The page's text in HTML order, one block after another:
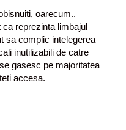
oarecum..
reprezinta limbajul
sa complic intelegerea
inutilizabili de catre
gasesc pe majoritatea
accesa.